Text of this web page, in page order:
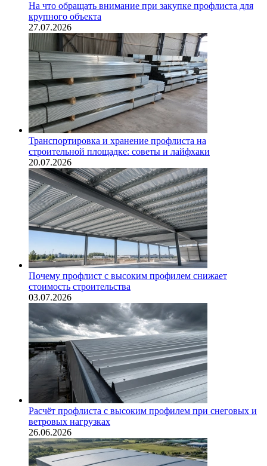
На что обращать внимание при закупке профлиста для
крупного объекта
27.07.2026
Транспортировка и хранение профлиста на
строительной площадке: советы и лайфхаки
20.07.2026
Почему профлист с высоким профилем снижает
стоимость строительства
03.07.2026
Расчёт профлиста с высоким профилем при снеговых и
ветровых нагрузках
26.06.2026